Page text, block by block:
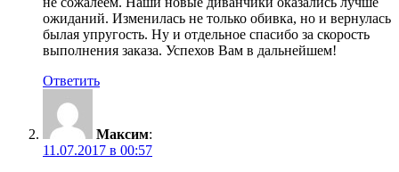
ожиданий. Изменилась не только обивка, но и вернулась
былая упругость. Ну и отдельное спасибо за скорость
выполнения заказа. Успехов Вам в дальнейшем!
Ответить
Максим:
11.07.2017 в 00:57